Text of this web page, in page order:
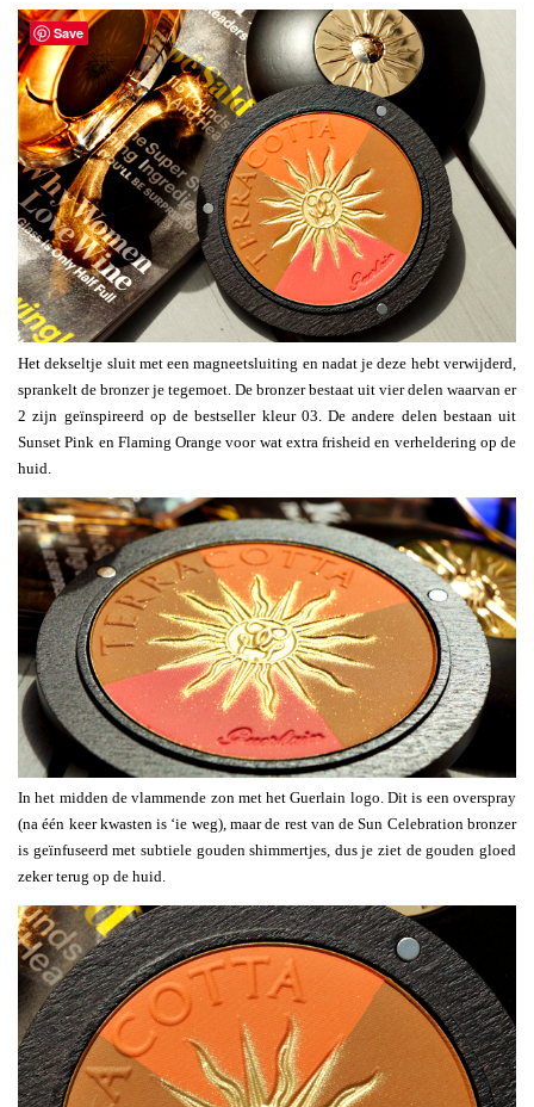
Het dekseltje sluit met een magneetsluiting en nadat je deze hebt verwijderd,
sprankelt de bronzer je tegemoet. De bronzer bestaat uit vier delen waarvan er
2 zijn geïnspireerd op de bestseller kleur 03. De andere delen bestaan uit
Sunset Pink en Flaming Orange voor wat extra frisheid en verheldering op de
huid.
In het midden de vlammende zon met het Guerlain logo. Dit is een overspray
(na één keer kwasten is ‘ie weg), maar de rest van de Sun Celebration bronzer
is geïnfuseerd met subtiele gouden shimmertjes, dus je ziet de gouden gloed
zeker terug op de huid.
Save